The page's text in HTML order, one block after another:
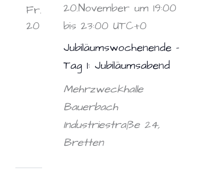
Fr.
20
Jubiläumswochenende –
Tag 1: Jubiläumsabend
20.November um 19:00
bis23:00 UTC+0
Mehrzweckhalle
Bauerbach
Industriestraße 24,
Bretten